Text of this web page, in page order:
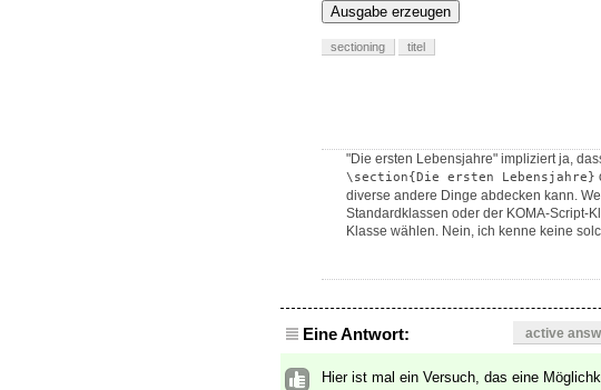
Ausgabe erzeugen
sectioning titel
"Die ersten Lebensjahre" impliziert ja,
\section{Die ersten Lebensjahre}
diverse andere Dinge abdecken kann.
Standardklassen oder der KOMA-Script-
Klasse wählen. Nein, ich kenne keine
Eine Antwort: active
Hier ist mal ein Versuch, das eine